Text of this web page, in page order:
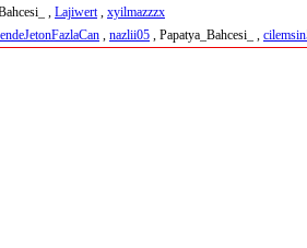
, Lajiwert, xyilmazzzx
, nazlii05 , Papatya_Bahcesi_ ,